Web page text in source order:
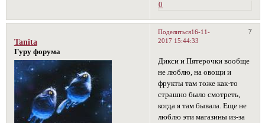
0
Поделиться 7
16-11-
2017 15:44:33
Tanita
Гуру форума
Дикси и Пятерочки вообще
не люблю, на овощи и
фрукты там тоже как-то
страшно было смотреть,
когда я там бывала. Еще не
люблю эти магазины из-за